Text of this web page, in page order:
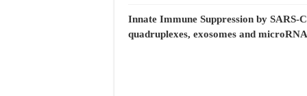
Innate Immune Suppression by
quadruplexes, exosomes and